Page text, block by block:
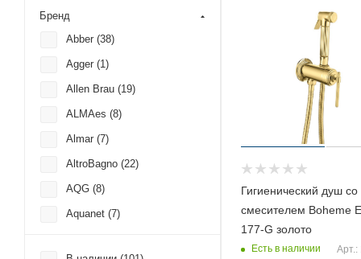
Гигиенический душ со
смесителем Boheme
177-G золото
Есть в наличии Арт.:
Бренд
Abber (38)
Agger (1 )
Allen Brau (19)
ALMAes (8)
Almar (7)
AltroBagno (22)
AQG (8)
Aquanet (7)